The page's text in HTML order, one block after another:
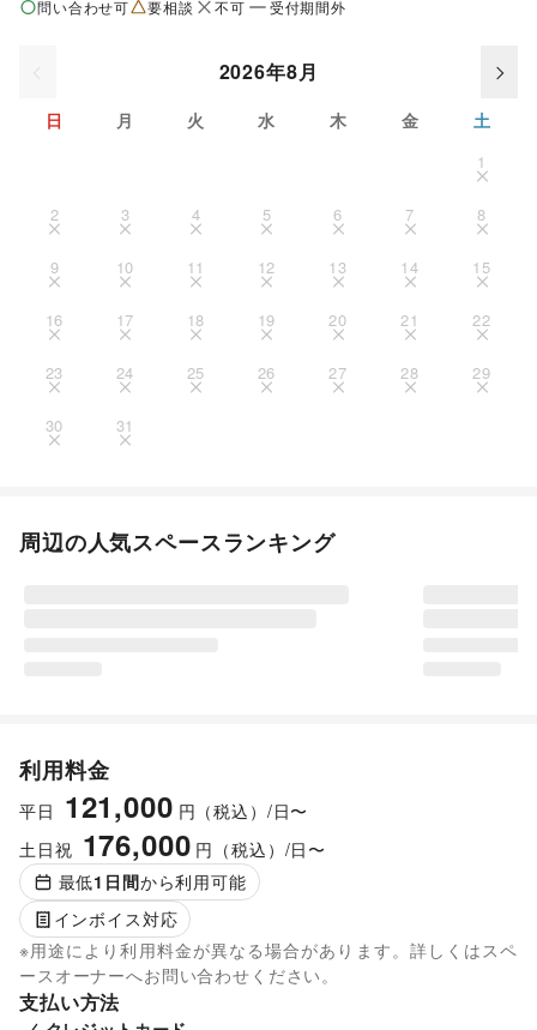
問い合わせ可 要相談 不可 受付期間外
2026年8月
日 月 火 水 木 金 土
1
2 3 4 5 6 7 8
9 10 11 12 13 14 15
16 17 18 19 20 21 22
23 24 25 26 27 28 29
30 31
周辺の人気スペースランキング
利用料金
平日 121,000 円（税込）/日〜
土日祝 176,000 円（税込）/日〜
最低1 日間から利用可能
インボイス対応
※用途により利用料金が異なる場合があります。詳しくはスペ
ースオーナーへお問い合わせください。
支払い方法